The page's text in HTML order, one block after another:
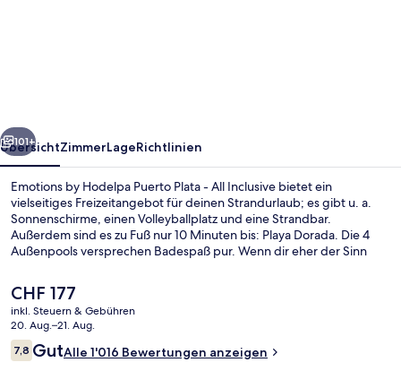
All
Inclusive
Weiter
101+
ÜbersichtZimmerLageRichtlinien
Emotions by Hodelpa Puerto Plata - All Inclusive bietet ein
vielseitiges Freizeitangebot für deinen Strandurlaub; es gibt u. a.
Sonnenschirme, einen Volleyballplatz und eine Strandbar.
Außerdem sind es zu Fuß nur 10 Minuten bis: Playa Dorada. Die 4
Außenpools versprechen Badespaß pur. Wenn dir eher der Sinn
Amici, eins von 5 Restaurants, serviert italienische Küche und ist zum
Abendessen geöffnet. Als weitere Highlights bietet dieses Hotel
mit All-inclusive-Leistungen 5 Bars/Lounges, ein Casino und einen
Nachtclub. Das hilfsbereite Personal und die Lage in Strandnähe
erhalten tolle Bewertungen von anderen Reisenden.
Der
aktuelle
Preis
beträgt
CHF 177.
CHF 177
inkl. Steuern & Gebühren
20. Aug.–21. Aug.
Bewertungen
7,87,8 von 10.
GutAlle 1'016 Bewertungen anzeigen